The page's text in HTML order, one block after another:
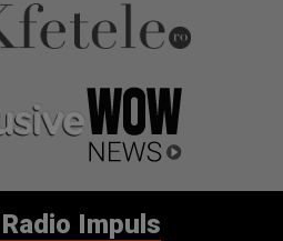
Impuls